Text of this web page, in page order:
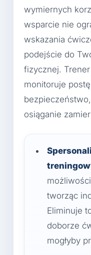
wymiernych
wsparcie nie
wskazania
podejście do
fizycznej.
monitoruje
osiąganie
tworząc
Eliminuje
doborze
mogłyby